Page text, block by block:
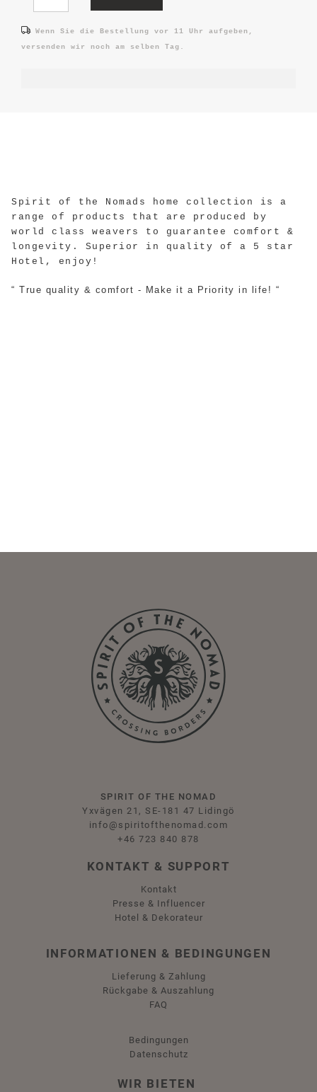
Wenn Sie die Bestellung vor 11 Uhr aufgeben,
versenden wir noch am selben Tag.
Spirit of the Nomads home collection is a
range of products that are produced by
world class weavers to guarantee comfort &
longevity. Superior in quality of a 5 star
Hotel, enjoy!
“ True quality & comfort - Make it a Priority in life! “
SPIRIT OF THE NOMAD
Yxvägen 21, SE-181 47 Lidingö
info@spiritofthenomad.com
+46 723 840 878
KONTAKT & SUPPORT
Kontakt
Presse & Influencer
Hotel & Dekorateur
INFORMATIONEN & BEDINGUNGEN
Lieferung & Zahlung
Rückgabe & Auszahlung
FAQ
Bedingungen
Datenschutz
WIR BIETEN